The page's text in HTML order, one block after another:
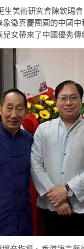
生美術研究會陳欽賜
徵喜慶團圓的中國
兒女帶來了中國優秀